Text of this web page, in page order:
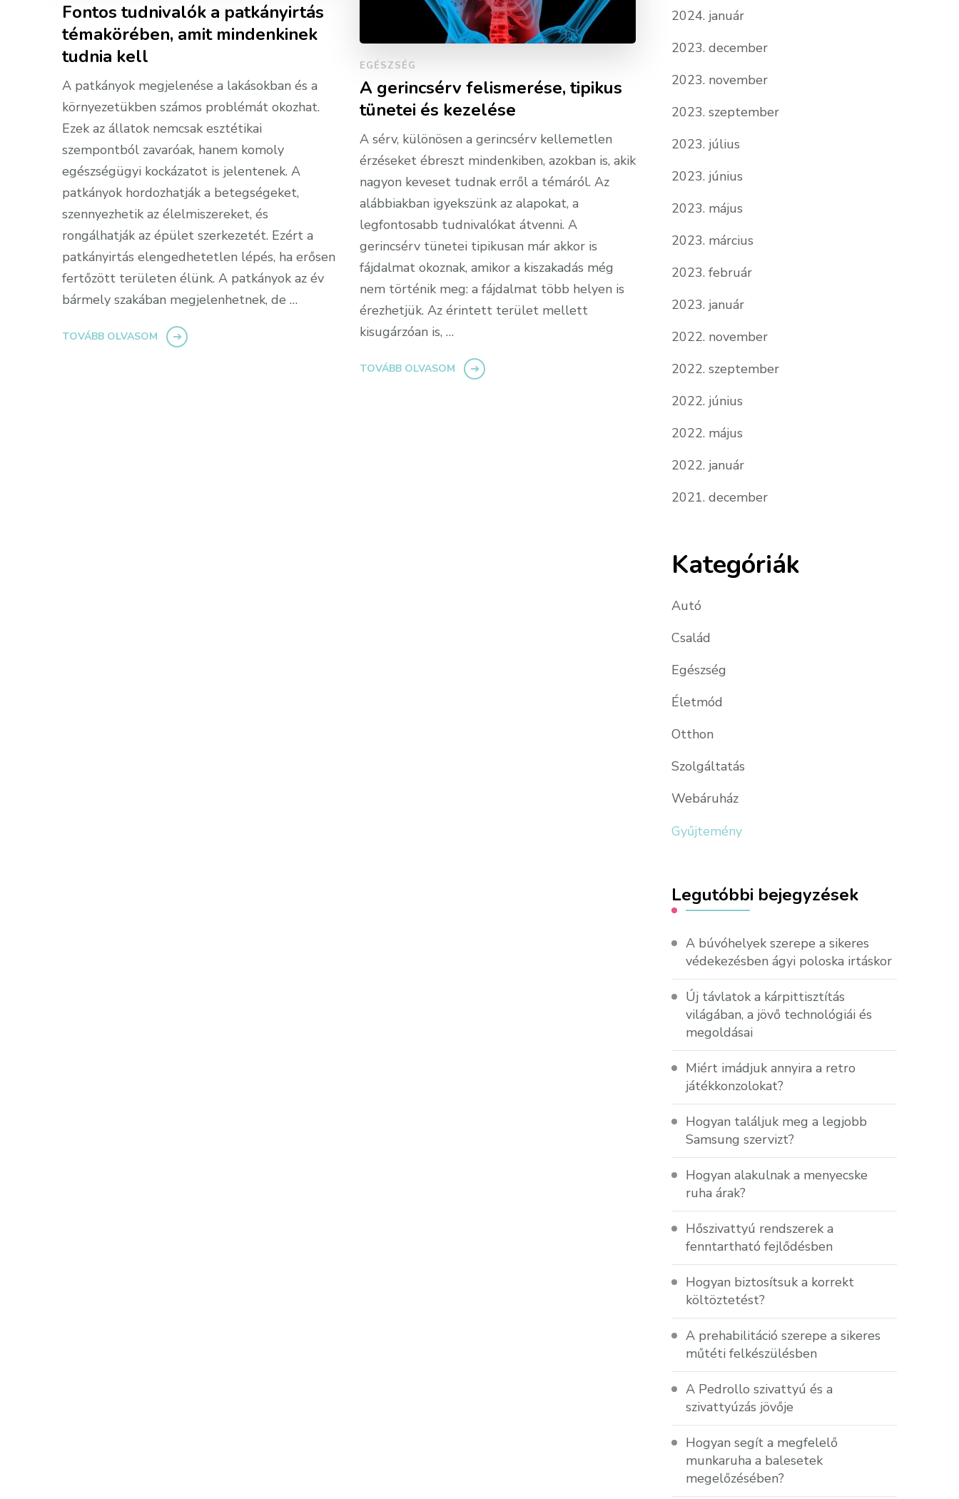
Fontos tudnivalók a patkányirtás
témakörében, amit mindenkinek
tudnia kell
A patkányok megjelenése a lakásokban és a
környezetükben számos problémát okozhat.
Ezek az állatok nemcsak esztétikai
szempontból zavaróak, hanem komoly
egészségügyi kockázatot is jelentenek. A
patkányok hordozhatják a betegségeket,
szennyezhetik az élelmiszereket, és
rongálhatják az épület szerkezetét. Ezért a
patkányirtás elengedhetetlen lépés, ha erősen
fertőzött területen élünk. A patkányok az év
bármely szakában megjelenhetnek, de …
TOVÁBB OLVASOM
EGÉSZSÉG
A gerincsérv felismerése, tipikus
tünetei és kezelése
A sérv, különösen a gerincsérv kellemetlen
érzéseket ébreszt mindenkiben, azokban is, akik
nagyon keveset tudnak erről a témáról. Az
alábbiakban igyekszünk az alapokat, a
legfontosabb tudnivalókat átvenni. A
gerincsérv tünetei tipikusan már akkor is
fájdalmat okoznak, amikor a kiszakadás még
nem történik meg: a fájdalmat több helyen is
érezhetjük. Az érintett terület mellett
kisugárzóan is, …
TOVÁBB OLVASOM
2024. január
2023. december
2023. november
2023. szeptember
2023. július
2023. június
2023. május
2023. március
2023. február
2023. január
2022. november
2022. szeptember
2022. június
2022. május
2022. január
2021. december
Kategóriák
Autó
Család
Egészség
Életmód
Otthon
Szolgáltatás
Webáruház
Gyűjtemény
Legutóbbi bejegyzések
A búvóhelyek szerepe a sikeres
védekezésben ágyi poloska irtáskor
Új távlatok a kárpittisztítás
világában, a jövő technológiái és
megoldásai
Miért imádjuk annyira a retro
játékkonzolokat?
Hogyan találjuk meg a legjobb
Samsung szervizt?
Hogyan alakulnak a menyecske
ruha árak?
Hőszivattyú rendszerek a
fenntartható fejlődésben
Hogyan biztosítsuk a korrekt
költöztetést?
A prehabilitáció szerepe a sikeres
műtéti felkészülésben
A Pedrollo szivattyú és a
szivattyúzás jövője
Hogyan segít a megfelelő
munkaruha a balesetek
megelőzésében?